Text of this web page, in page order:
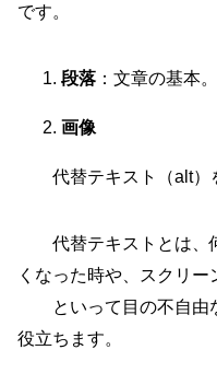
です。
段落 ：文章の基本。
画像
代替テキスト（alt）
代替テキストとは、
くなった時や、スクリー
といって目の不自由
役立ちます。